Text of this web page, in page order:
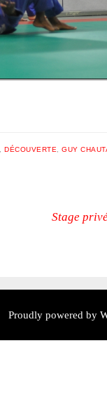
,DÉCOUVERTE ,GUY
Stage
Proudly powered by